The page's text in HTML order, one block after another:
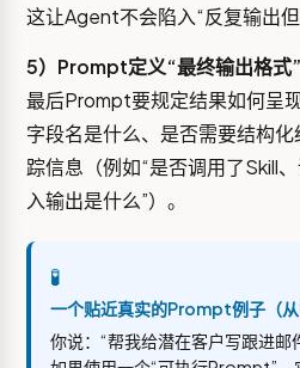
这让Agent不会陷入“反复输出但
5）Prompt定义“最终输出格式”
最后Prompt要规定结果如何呈
字段名是什么、是否需要结构
踪信息（例如“是否调用了Skill
入输出是什么”）。
🧪
一个贴近真实的Prompt例子（从
你说：“帮我给潜在客户写跟进邮